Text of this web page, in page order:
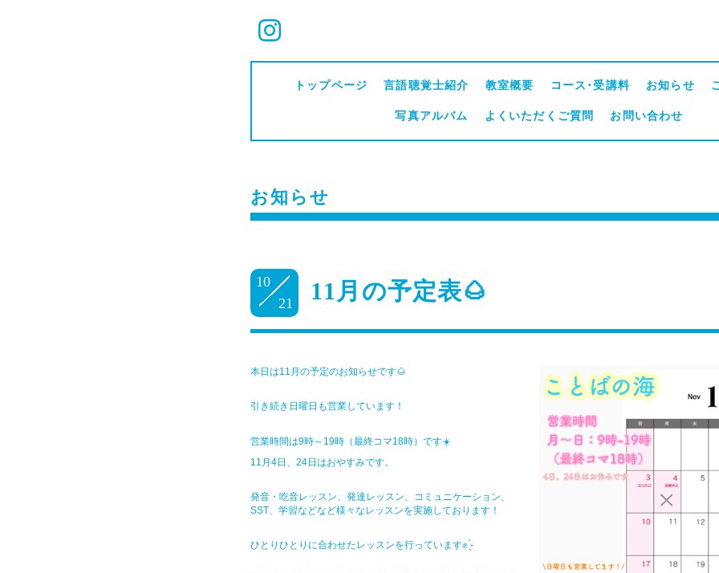
トップページ 言語聴覚士紹介 教室概要 コース･受講料 お知らせ
写真アルバム よくいただくご質問 お問い合わせ
お知らせ
10
21
11月の予定表🌰
本日は11月の予定のお知らせです🌰
引き続き日曜日も営業しています！
営業時間は9時～19時（最終コマ18時）です☀️
11月4日、24日はおやすみです。
発音・吃音レッスン、発達レッスン、コミュニケーション、
SST、学習などなど様々なレッスンを実施しております！
ひとりひとりに合わせたレッスンを行っています✊ ̖́-